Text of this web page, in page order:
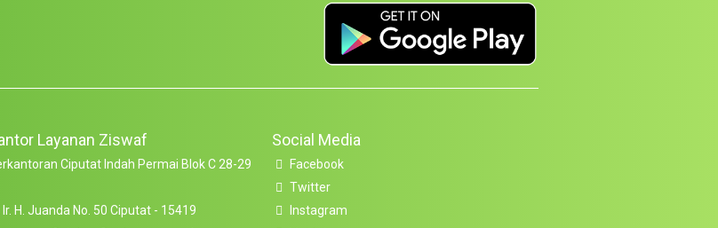
Layanan Ziswaf
Ciputat Indah Permai Blok C 28-29
Ir. H. Juanda No. 50 Ciputat - 15419
Social Media
Facebook
Twitter
Instagram